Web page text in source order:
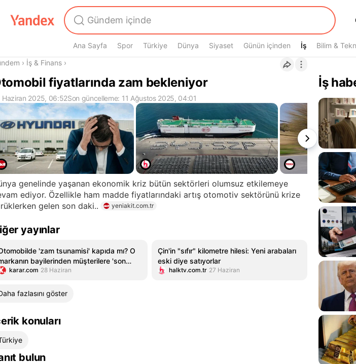
Ana Sayfa Spor Türkiye Dünya Siyaset Günün içinden İş
İş Bilim &
› İş & Finans ›
fiyatlarında zam bekleniyor
Haziran 2025, 06:52Son güncelleme: 11 Ağustos 2025, 04:01
genelinde yaşanan ekonomik kriz bütün sektörleri olumsuz etkilemeye
ediyor. Özellikle ham madde fiyatlarındaki artış otomotiv sektörünü krize
gelen son daki..
yeniakit.com.tr
yayınlar
'zam tsunamisi' kapıda mı? O
bayilerinden müşterilere 'son
mesajı!
karar.com 28 Haziran
Çin'in "sıfır" kilometre hilesi: Yeni arabaları
eski diye satıyorlar
halktv.com.tr 27 Haziran
fazlasını göster
konuları
bulun
İş